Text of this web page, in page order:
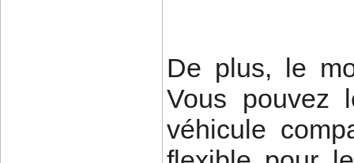
De plus, le
Vous pouvez
véhicule